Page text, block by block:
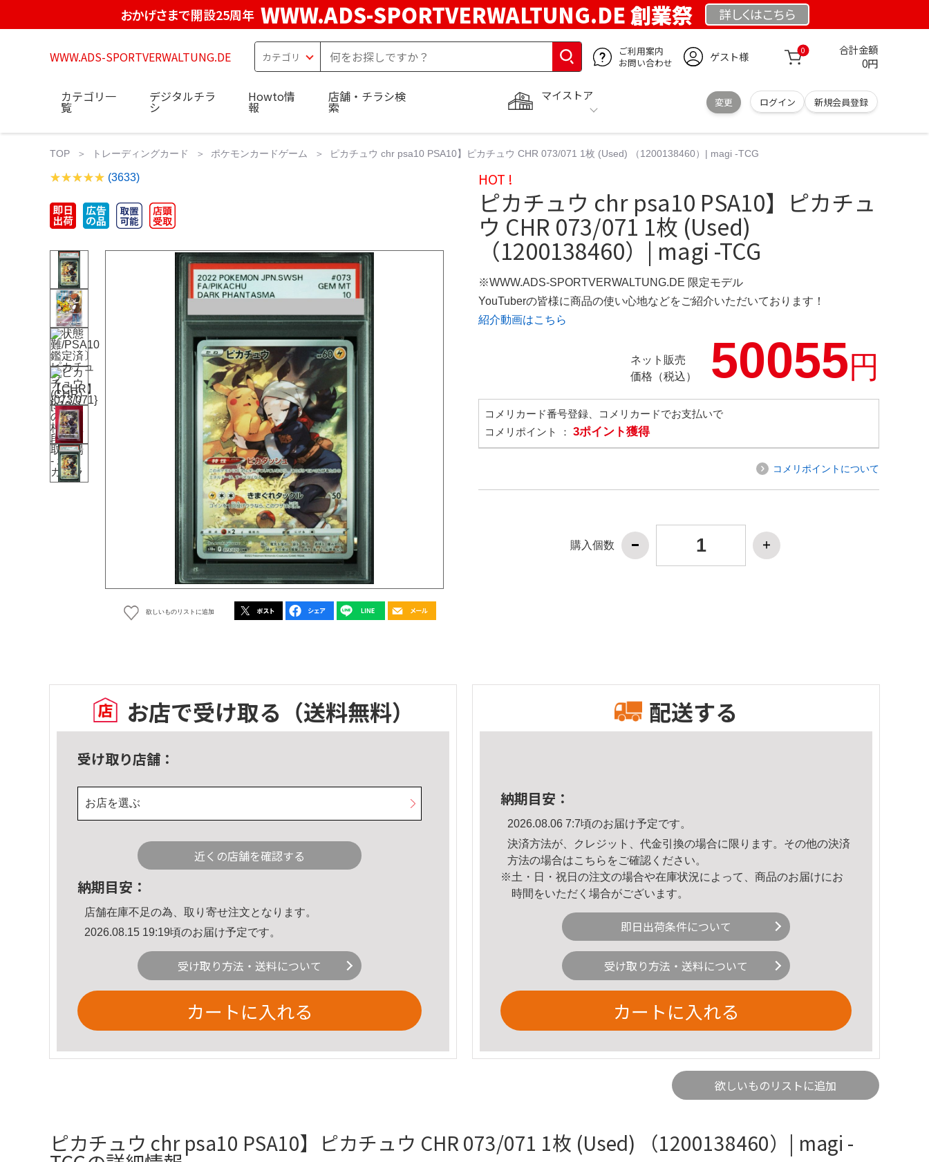
おかげさまで開設25周年 WWW.ADS-SPORTVERWALTUNG.DE 創業祭 詳しくはこちら
WWW.ADS-SPORTVERWALTUNG.DE
ご利用案内
お問い合わせ
ゲスト様 0 合計金額
0円
マイストア
変更 ログイン 新規会員登録
カテゴリ一
覧
デジタルチラ
シ
Howto情
報
店舗・チラシ検
索
TOP トレーディングカード ポケモンカードゲーム ピカチュウ chr psa10 PSA10】ピカチュウ CHR 073/071 1枚 (Used) （1200138460）| magi -TCG
(3633)
欲しいものリストに追加
HOT !
ピカチュウ chr psa10 PSA10】ピカチュ
ウ CHR 073/071 1枚 (Used)
（1200138460）| magi -TCG
※WWW.ADS-SPORTVERWALTUNG.DE 限定モデル
YouTuberの皆様に商品の使い心地などをご紹介いただいております！
紹介動画はこちら
ネット販売
価格（税込）
50055円
コメリカード番号登録、コメリカードでお支払いで
コメリポイント ： 3ポイント獲得
コメリポイントについて
購入個数
お店で受け取る （送料無料）
受け取り店舗：
お店を選ぶ
近くの店舗を確認する
納期目安：
店舗在庫不足の為、取り寄せ注文となります。
2026.08.15 19:19頃のお届け予定です。
受け取り方法・送料について
カートに入れる
配送する
納期目安：
2026.08.06 7:7頃のお届け予定です。
決済方法が、クレジット、代金引換の場合に限ります。その他の決済
方法の場合はこちら をご確認ください。
※土・日・祝日の注文の場合や在庫状況によって、商品のお届けにお
時間をいただく場合がございます。
即日出荷条件について
受け取り方法・送料について
カートに入れる
欲しいものリストに追加
ピカチュウ chr psa10 PSA10】ピカチュウ CHR 073/071 1枚 (Used) （1200138460）| magi -